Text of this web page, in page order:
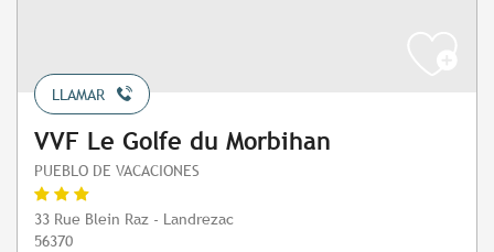
LLAMAR
VVF Le Golfe du Morbihan
PUEBLO DE VACACIONES
33 Rue Blein Raz - Landrezac
56370